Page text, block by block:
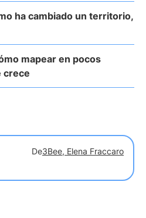
ha cambiado un territorio,
mapear en pocos
crece
De3Bee, Elena Fraccaro